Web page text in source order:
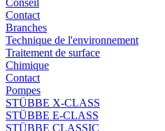
Conseil
Contact
Branches
Technique de l'environnement
Traitement de surface
Chimique
Contact
Pompes
STÜBBE X-CLASS
STÜBBE E-CLASS
STÜBBE CLASSIC